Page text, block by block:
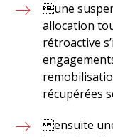
une
allocation
rétroactive
récupérées
ensuite